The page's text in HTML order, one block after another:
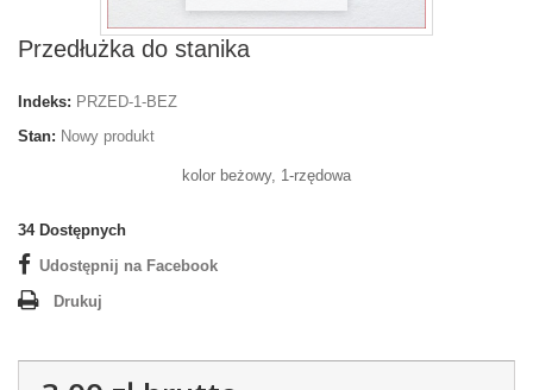
Przedłużka do stanika
Indeks: PRZED-1-BEZ
Stan: Nowy produkt
kolor beżowy, 1-rzędowa
34 Dostępnych
Udostępnij na Facebook
Drukuj